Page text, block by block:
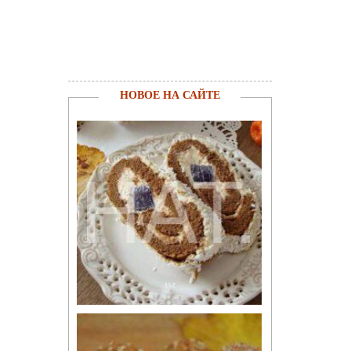
НОВОЕ НА САЙТЕ